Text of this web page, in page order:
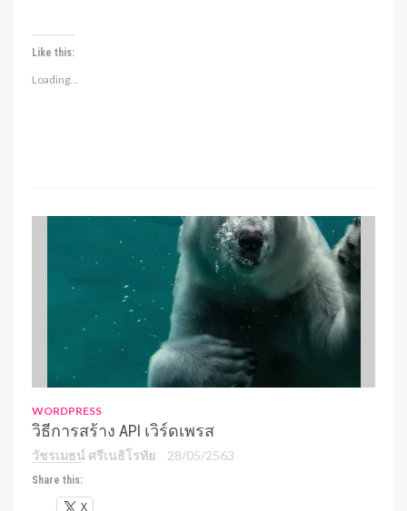
Like this:
Loading...
WORDPRESS
วิธีการสร้าง API เวิร์ดเพรส
วัชรเมธน์ ศรีเนธิโรทัย 28/05/2563
Share this:
X